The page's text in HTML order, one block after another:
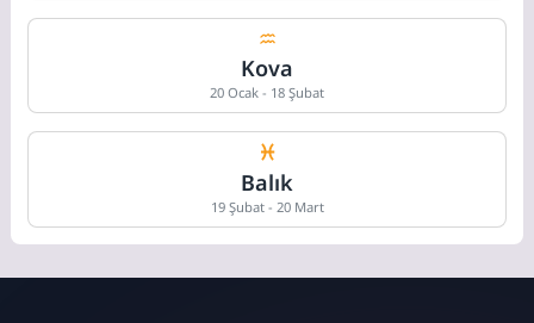
Kova
20 Ocak - 18 Şubat
Balık
19 Şubat - 20 Mart